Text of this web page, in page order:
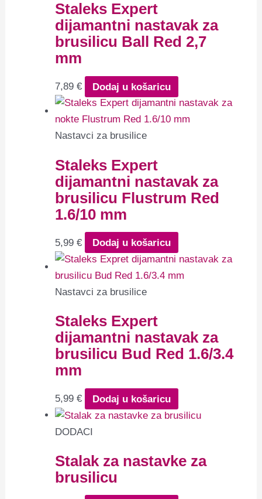
Staleks Expert
dijamantni nastavak za
brusilicu Ball Red 2,7
mm
7,89€ Dodaj u košaricu
Nastavci za brusilice
Staleks Expert
dijamantni nastavak za
brusilicu Flustrum Red
1.6/10 mm
5,99€ Dodaj u košaricu
Nastavci za brusilice
Staleks Expert
dijamantni nastavak za
brusilicu Bud Red 1.6/3.4
mm
5,99€ Dodaj u košaricu
DODACI
Stalak za nastavke za
brusilicu